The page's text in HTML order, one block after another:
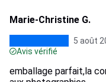
Marie-Christine G.
5 août
Avis vérifié
emballage parfait,la